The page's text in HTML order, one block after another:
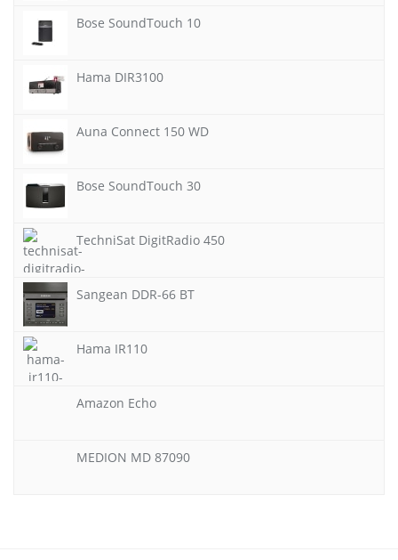
Bose SoundTouch 10
Hama DIR3100
Auna Connect 150 WD
Bose SoundTouch 30
TechniSat DigitRadio 450
Sangean DDR-66 BT
Hama IR110
Amazon Echo
MEDION MD 87090